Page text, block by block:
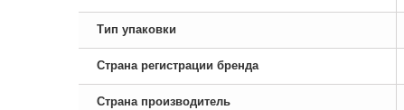
Тип упаковки
Страна регистрации бренда
Страна производитель